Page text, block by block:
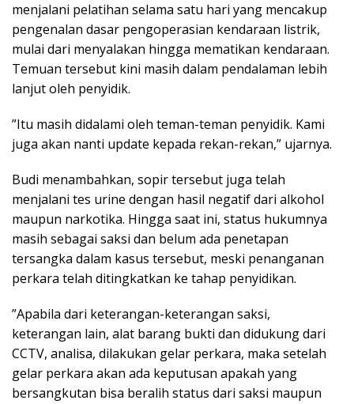
menjalani pelatihan selama satu hari yang mencakup
pengenalan dasar pengoperasian kendaraan listrik,
mulai dari menyalakan hingga mematikan kendaraan.
Temuan tersebut kini masih dalam pendalaman lebih
lanjut oleh penyidik.
”Itu masih didalami oleh teman-teman penyidik. Kami
juga akan nanti update kepada rekan-rekan,” ujarnya.
Budi menambahkan, sopir tersebut juga telah
menjalani tes urine dengan hasil negatif dari alkohol
maupun narkotika. Hingga saat ini, status hukumnya
masih sebagai saksi dan belum ada penetapan
tersangka dalam kasus tersebut, meski penanganan
perkara telah ditingkatkan ke tahap penyidikan.
”Apabila dari keterangan-keterangan saksi,
keterangan lain, alat barang bukti dan didukung dari
CCTV, analisa, dilakukan gelar perkara, maka setelah
gelar perkara akan ada keputusan apakah yang
bersangkutan bisa beralih status dari saksi maupun